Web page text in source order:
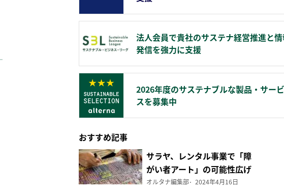
法人会員で貴社のサステナ経営推進と
発信を強力に支援
2026年度のサステナブルな製品・サービ
スを募集中
おすすめ記事
サラヤ、レンタル事業で「障
がい者アート」の可能性広げ
る
オルタナ編集部 2024年4月16日